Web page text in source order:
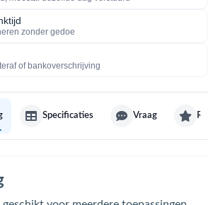
zonder gedoe
of bankoverschrijving
Specificaties Vraag